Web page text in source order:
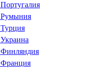
Португалия
Румыния
Турция
Украина
Финляндия
Франция